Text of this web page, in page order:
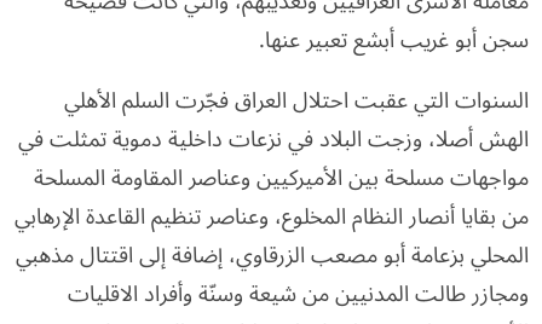
سجن أبو غريب أبشع تعبير عنها.
السنوات التي عقبت احتلال العراق فجّرت السلم الأهلي
الهش أصلا، وزجت البلاد في نزعات داخلية دموية تمثلت في
مواجهات مسلحة بين الأميركيين وعناصر المقاومة المسلحة
من بقايا أنصار النظام المخلوع، وعناصر تنظيم القاعدة الإرهابي
المحلي بزعامة أبو مصعب الزرقاوي، إضافة إلى اقتتال مذهبي
ومجازر طالت المدنيين من شيعة وسنّة وأفراد الاقليات